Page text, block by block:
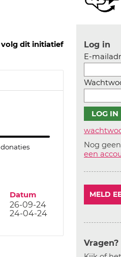
volg dit initiatief
donaties
Datum
26-09-24
24-04-24
Log in
E-
Nog
een
MELD
Vragen?